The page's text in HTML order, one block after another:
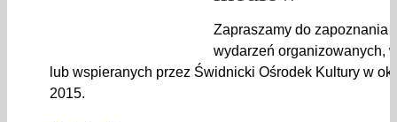
Zapraszamy do zapoznania
wydarzeń organizowanych,
lub wspieranych przez Świdnicki Ośrodek Kultury w
2015.